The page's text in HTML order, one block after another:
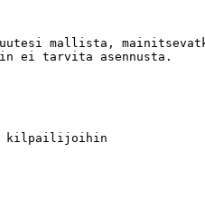
mallista,
ei tarvita asennusta.
kilpailijoihin